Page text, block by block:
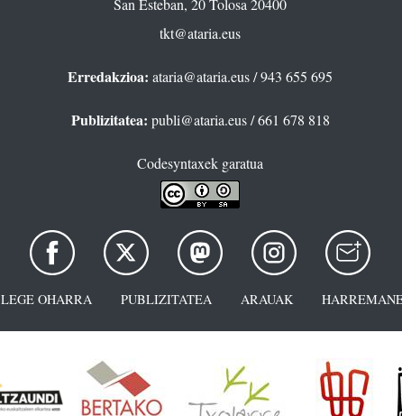
San Esteban, 20 Tolosa 20400
tkt@ataria.eus
Erredakzioa: ataria@ataria.eus/ 943 655 695
Publizitatea: publi@ataria.eus/ 661 678 818
Codesyntaxek garatua
LEGE OHARRA PUBLIZITATEA ARAUAK